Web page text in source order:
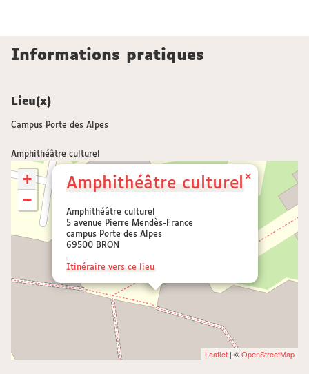
Informations pratiques
Lieu(x)
Campus Porte des Alpes
Amphithéâtre culturel
Amphithéâtre culturel
Amphithéâtre culturel
5 avenue Pierre Mendès-France
campus Porte des Alpes
69500 BRON
Itinéraire vers ce lieu
×
+
−
Leaflet | ©OpenStreetMap